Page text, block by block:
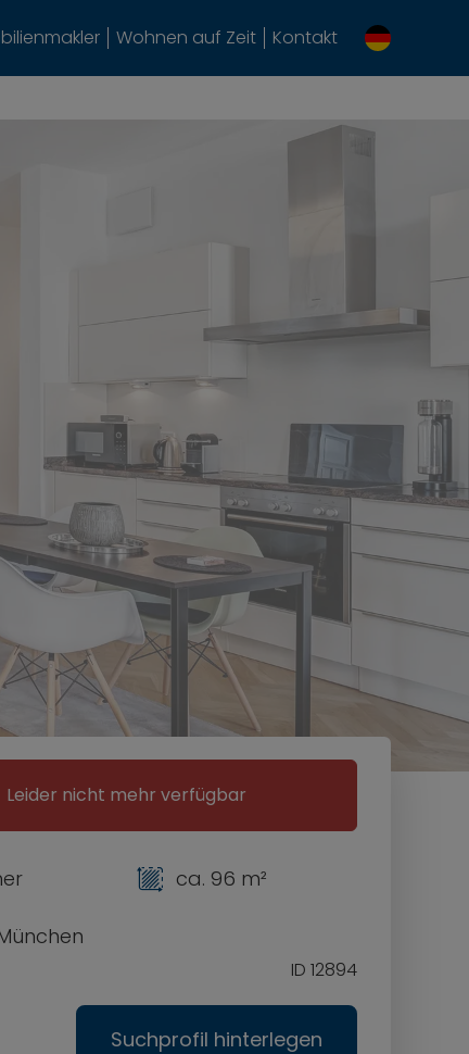
Wohnen auf Zeit Kontakt
Leider nicht mehr verfügbar
ID 12894
ca. 96 m²
Suchprofil hinterlegen